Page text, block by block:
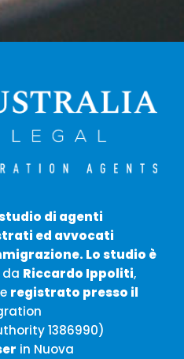
di agenti
ed avvocati
Lo studio è
da Riccardo Ippoliti,
registrato presso il
1386990)
in Nuova